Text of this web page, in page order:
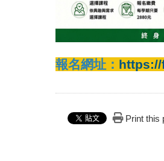
報名網址： https://
Print this